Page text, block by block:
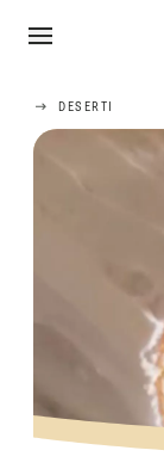
DESERTI